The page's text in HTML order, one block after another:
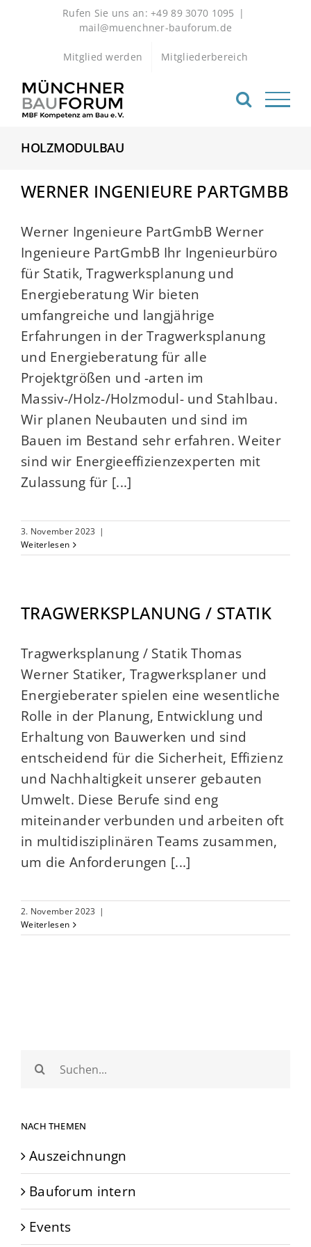
Rufen Sie uns an: +49 89 3070 1095 |
mail@muenchner-bauforum.de
Mitglied werden Mitgliederbereich
HOLZMODULBAU
WERNER INGENIEURE PARTGMBB
Werner Ingenieure PartGmbB Werner
Ingenieure PartGmbB Ihr Ingenieurbüro
für Statik, Tragwerksplanung und
Energieberatung Wir bieten
umfangreiche und langjährige
Erfahrungen in der Tragwerksplanung
und Energieberatung für alle
Projektgrößen und -arten im
Massiv-/Holz-/Holzmodul- und Stahlbau.
Wir planen Neubauten und sind im
Bauen im Bestand sehr erfahren. Weiter
sind wir Energieeffizienzexperten mit
Zulassung für [...]
3. November 2023 |
Weiterlesen
TRAGWERKSPLANUNG / STATIK
Tragwerksplanung / Statik Thomas
Werner Statiker, Tragwerksplaner und
Energieberater spielen eine wesentliche
Rolle in der Planung, Entwicklung und
Erhaltung von Bauwerken und sind
entscheidend für die Sicherheit, Effizienz
und Nachhaltigkeit unserer gebauten
Umwelt. Diese Berufe sind eng
miteinander verbunden und arbeiten oft
in multidisziplinären Teams zusammen,
um die Anforderungen [...]
2. November 2023 |
Weiterlesen
Suche
nach:
NACH THEMEN
Auszeichnungn
Bauforum intern
Events